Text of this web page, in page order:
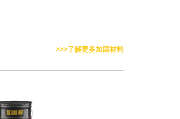
>>>了解更多加固材料